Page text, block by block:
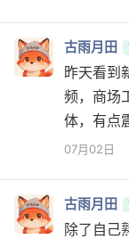
古雨月田
昨天看到
频，商场
体，有点
07月02日
古雨月田
除了自己